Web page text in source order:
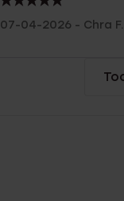
07-04-2026 - Chra F.